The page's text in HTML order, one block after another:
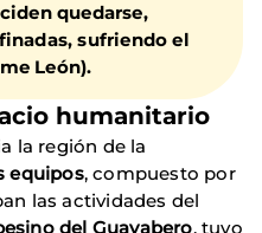
quedarse,
sufriendo el
León).
humanitario
la región de la
equipos, compuesto por
las actividades del
del Guayabero, tuvo